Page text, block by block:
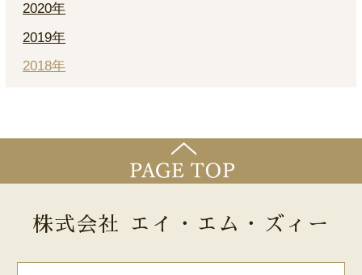
2020年
2019年
2018年
株式会社 エイ・エム・ズィー